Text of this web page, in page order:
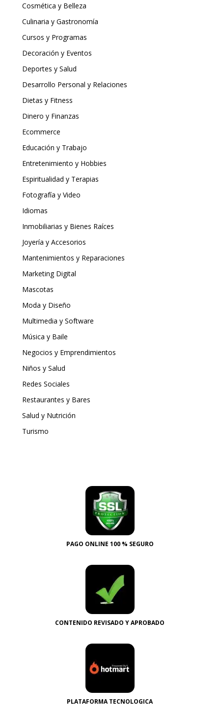
Cosmética y Belleza
Culinaria y Gastronomía
Cursos y Programas
Decoración y Eventos
Deportes y Salud
Desarrollo Personal y Relaciones
Dietas y Fitness
Dinero y Finanzas
Ecommerce
Educación y Trabajo
Entretenimiento y Hobbies
Espiritualidad y Terapias
Fotografía y Video
Idiomas
Inmobiliarias y Bienes Raíces
Joyería y Accesorios
Mantenimientos y Reparaciones
Marketing Digital
Mascotas
Moda y Diseño
Multimedia y Software
Música y Baile
Negocios y Emprendimientos
Niños y Salud
Redes Sociales
Restaurantes y Bares
Salud y Nutrición
Turismo
PAGO ONLINE 100 % SEGURO
CONTENIDO REVISADO Y APROBADO
PLATAFORMA TECNOLOGICA